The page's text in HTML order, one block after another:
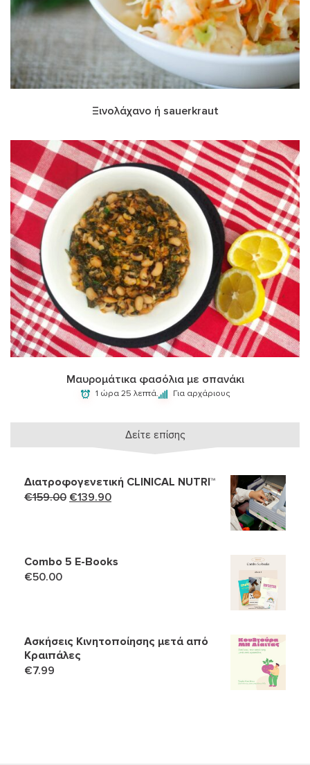
Ξινολάχανο ή sauerkraut
Μαυρομάτικα φασόλια με σπανάκι
1 ώρα 25 λεπτά. Για αρχάριους
Δείτε επίσης
Διατροφογενετική CLINICAL NUTRI™
€159.00 Original
€139.90Η
€139.90.
Combo 5 Ε-Books
€50.00
Ασκήσεις Κινητοποίησης μετά από
Κραιπάλες
€7.99